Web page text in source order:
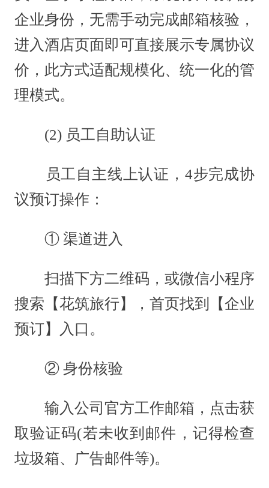
企业身份，无需手动完成邮箱核验，
进入酒店页面即可直接展示专属协议
价，此方式适配规模化、统一化的管
理模式。
(2) 员工自助认证
员工自主线上认证，4步完成协
议预订操作：
① 渠道进入
扫描下方二维码，或微信小程序
搜索【花筑旅行】，首页找到【企业
预订】入口。
② 身份核验
输入公司官方工作邮箱，点击获
取验证码(若未收到邮件，记得检查
垃圾箱、广告邮件等)。